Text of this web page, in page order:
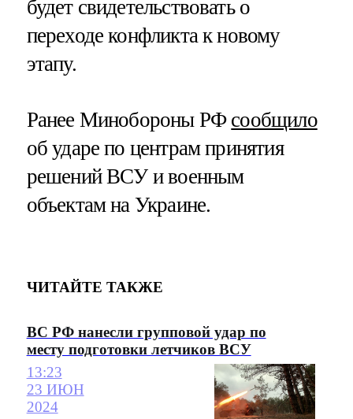
будет свидетельствовать о
переходе конфликта к новому
этапу.
Ранее Минобороны РФ сообщило
об ударе по центрам принятия
решений ВСУ и военным
объектам на Украине.
ЧИТАЙТЕ ТАКЖЕ
ВС РФ нанесли групповой удар по
месту подготовки летчиков ВСУ
13:23
23 ИЮН
2024